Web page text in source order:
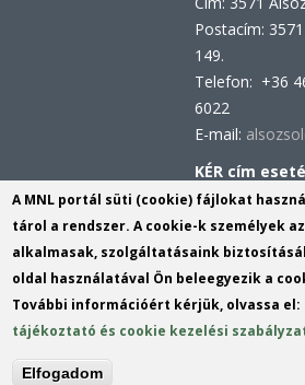
Postacím:
149.
Telefon: +36
6022
E-mail:
KÉR cím
KRID
KÉR
Hivatali kapu
KRID
A MNL portál süti (cookie) fájlokat
tárol a rendszer. A cookie-k személyek
alkalmasak, szolgáltatásaink
oldal használatával Ön beleegyezik a
További információért kérjük, olvassa
tájékoztató és cookie kezelési
Elfogadom